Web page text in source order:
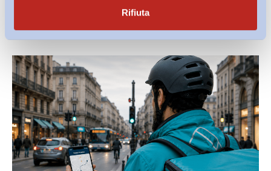
Rifiuta